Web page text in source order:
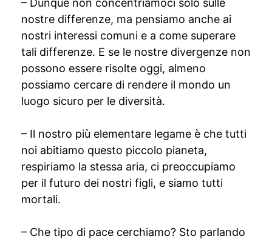
– Dunque non concentriamoci solo sulle
nostre differenze, ma pensiamo anche ai
nostri interessi comuni e a come superare
tali differenze. E se le nostre divergenze non
possono essere risolte oggi, almeno
possiamo cercare di rendere il mondo un
luogo sicuro per le diversità.
– Il nostro più elementare legame è che tutti
noi abitiamo questo piccolo pianeta,
respiriamo la stessa aria, ci preoccupiamo
per il futuro dei nostri figli, e siamo tutti
mortali.
– Che tipo di pace cerchiamo? Sto parlando